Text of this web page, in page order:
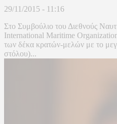
29/11/2015 - 11:16
Στο Συμβούλιο του Διεθνούς
International Maritime
των δέκα κρατών-μελών με το
στόλου)...